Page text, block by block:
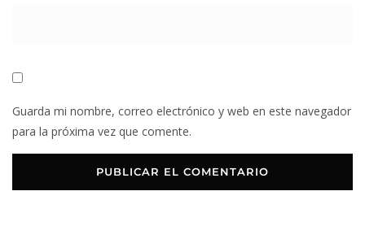
Guarda mi nombre, correo electrónico y web en este navegador
para la próxima vez que comente.